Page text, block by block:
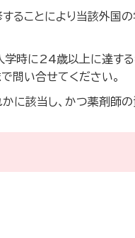
ることにより当該外国
学時に24歳以上に達す
問い合せてください。
に該当し、かつ薬剤師